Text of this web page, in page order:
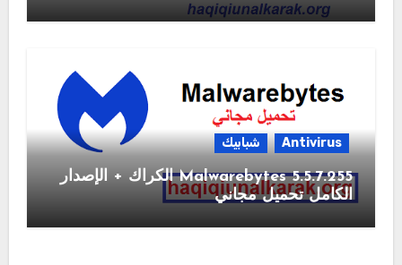
Antivirus شبابيك
Malwarebytes 5.5.7.255 الكراك + الإصدار
الكامل تحميل مجاني